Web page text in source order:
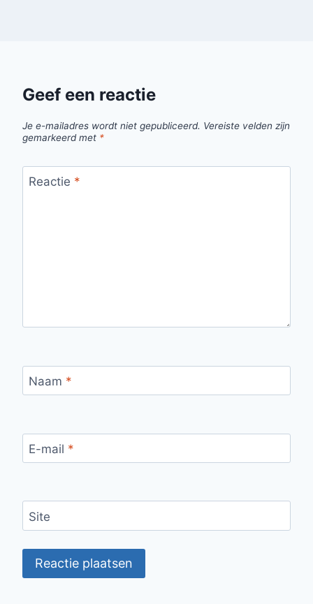
Geef een reactie
Je e-mailadres wordt niet gepubliceerd. Vereiste velden zijn
gemarkeerd met *
Reactie *
Naam *
E-mail *
Site